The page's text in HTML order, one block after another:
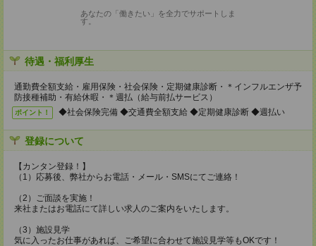
あなたの「働きたい」を全力でサポートしま
す。
待遇・福利厚生
通勤費全額支給・雇用保険・社会保険・定期健康診断・＊インフルエンザ予
防接種補助・有給休暇・＊週払（給与前払サービス）
ポイント！ ◆社会保険完備 ◆交通費全額支給 ◆定期健康診断 ◆週払い
登録について
【カンタン登録！】
（1）応募後、弊社からお電話・メール・SMSにてご連絡！
（2）ご面談を実施！
来社またはお電話にて詳しい求人のご案内をいたします。
（3）施設見学
気に入ったお仕事があれば、ご希望に合わせて施設見学等もOKです！